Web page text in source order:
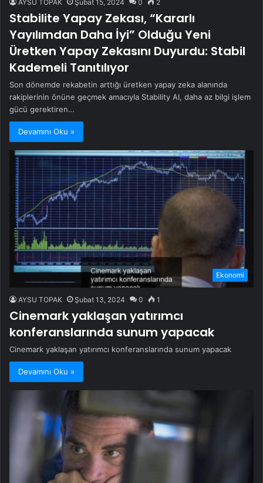
AYSU TOPAK Şubat 15, 2024 0 2
Stabilite Yapay Zekası, “Kararlı
Yayılımdan Daha İyi” Olduğu Yeni
Üretken Yapay Zekasını Duyurdu: Stabil
Kademeli Tanıtılıyor
Son dönemde rekabetin arttığı üretken yapay zeka alanında
rakiplerinin önüne geçmek amacıyla Stability AI, daha az bilgi işlem
gücü gerektiren…
Devamını Oku »
Ekonomi
AYSU TOPAK Şubat 13, 2024 0 1
Cinemark yaklaşan yatırımcı
konferanslarında sunum yapacak
Cinemark yaklaşan yatırımcı konferanslarında sunum yapacak
Devamını Oku »